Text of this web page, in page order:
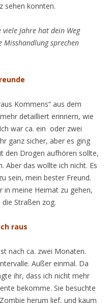
sehen konnten.
Jahre hat dein Weg
Misshandlung sprechen
Kommens“ aus dem
detailliert erinnern, wie
war ca. ein oder zwei
ganz sicher, aber es ging
den Drogen aufhören sollte,
Aber das wollte ich nicht. Es
sein, mein bester Freund.
in meine Heimat zu gehen,
Straßen zog.
raus
nach ca. zwei Monaten.
Außer einmal. Da
ihr, dass ich nicht mehr
bekomme. Sie besuchte
herum lief, und kaum